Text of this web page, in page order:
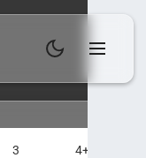
3 4+